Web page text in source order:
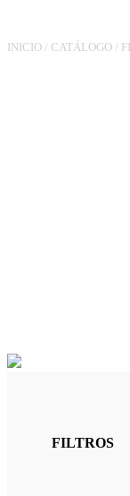
INICIO / CATÁLOGO /
FILTROS